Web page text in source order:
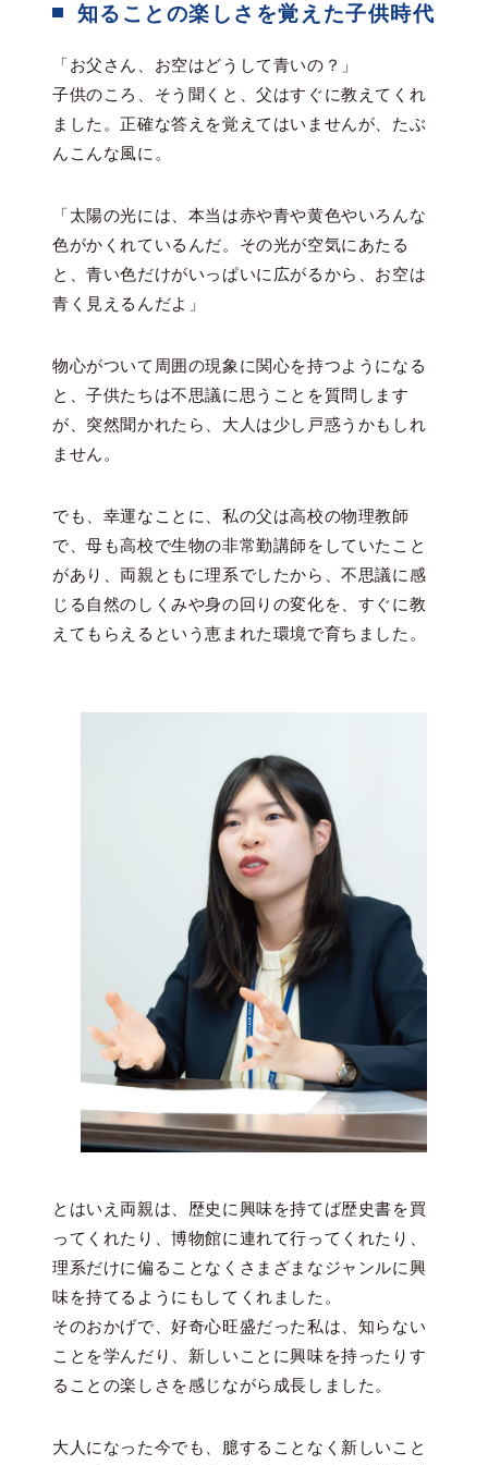
知ることの楽しさを覚えた子供時代
「お父さん、お空はどうして青いの？」
子供のころ、そう聞くと、父はすぐに教えてくれ
ました。正確な答えを覚えてはいませんが、たぶ
んこんな風に。
「太陽の光には、本当は赤や青や黄色やいろんな
色がかくれているんだ。その光が空気にあたる
と、青い色だけがいっぱいに広がるから、お空は
青く見えるんだよ」
物心がついて周囲の現象に関心を持つようになる
と、子供たちは不思議に思うことを質問します
が、突然聞かれたら、大人は少し戸惑うかもしれ
ません。
でも、幸運なことに、私の父は高校の物理教師
で、母も高校で生物の非常勤講師をしていたこと
があり、両親ともに理系でしたから、不思議に感
じる自然のしくみや身の回りの変化を、すぐに教
えてもらえるという恵まれた環境で育ちました。
とはいえ両親は、歴史に興味を持てば歴史書を買
ってくれたり、博物館に連れて行ってくれたり、
理系だけに偏ることなくさまざまなジャンルに興
味を持てるようにもしてくれました。
そのおかげで、好奇心旺盛だった私は、知らない
ことを学んだり、新しいことに興味を持ったりす
ることの楽しさを感じながら成長しました。
大人になった今でも、臆することなく新しいこと